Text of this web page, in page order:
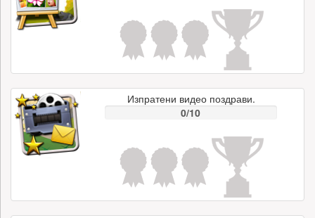
Изпратени видео поздрави.
0/10